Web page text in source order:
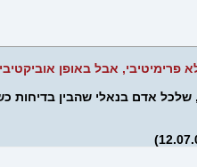
פרימיטיבי, אבל באופן אוביקטיבי
שלכל אדם בנאלי שהבין בדיחות